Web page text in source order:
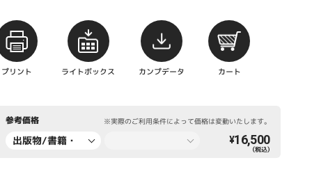
プリント ライトボックス カンプデータ カート
参考価格 ※実際のご利用条件によって価格は変動いたします。
出版物/書籍・
¥16,500
（税込）